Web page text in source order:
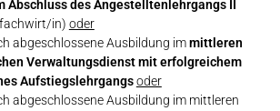
Abschluss des Angestelltenlehrgangs II
in) oder
abgeschlossene Ausbildung immittleren
Verwaltungsdienst mit erfolgreichem
Aufstiegslehrgangsoder
abgeschlossene Ausbildung im mittleren